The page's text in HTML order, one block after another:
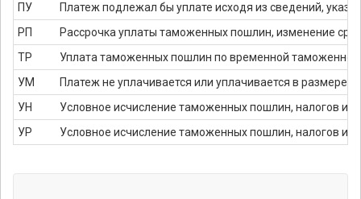
ПУ
Платеж подлежал бы уплате исходя из сведений,
РП
Рассрочка уплаты таможенных пошлин, изменение
ТР
Уплата таможенных пошлин по временной
УМ
Платеж не уплачивается или уплачивается в
УН
Условное исчисление таможенных пошлин, налогов и
УР
Условное исчисление таможенных пошлин, налогов и